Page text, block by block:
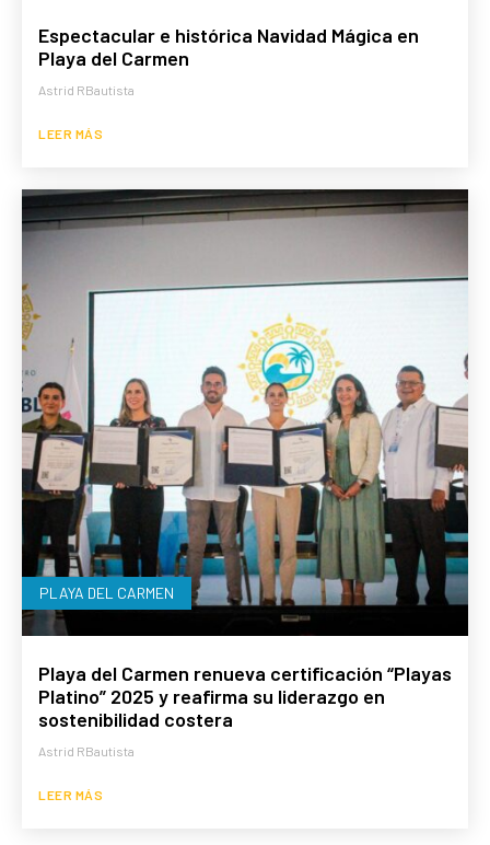
Espectacular e histórica Navidad Mágica en
Playa del Carmen
Astrid RBautista
LEER MÁS
PLAYA DEL CARMEN
Playa del Carmen renueva certificación “Playas
Platino” 2025 y reafirma su liderazgo en
sostenibilidad costera
Astrid RBautista
LEER MÁS